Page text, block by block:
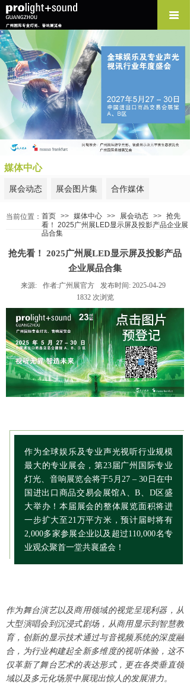
媒体中心
展会动态 展会图片集 合作媒体
首页 >> 媒体中心 >> 展会动态 >> 抢先
看！ 2025广州展LED显示屏及投影产品企业展
品合集
当前位置：
抢先看！ 2025广州展LED显示屏及投影产品
企业展品合集
来源: 作者:广州展官方 发布时间: 2025-04-29
1832 次浏览
作为全球娱乐及专业声光视听行业规模
最大的专业展会，第23届广州国际专业
灯光、音响展览会将于5月27 – 30日在中
国进出口商品交易会展馆A、B、D区盛
大举办！本届展会的整体展览面积将进
一步扩大至21万平方米，预计届时将有
2,000多家参展企业以及超过110,000名专
业观众聚首一堂共襄盛会！
作为舞台演艺以及商用领域的视觉呈现利器，从
大型演唱会到沉浸式剧场，从商用显示到智慧教
育，创新的显示技术通过与音视频系统的深度融
合，为行业构建起全新多维度的视听体验，这不
仅革新了舞台艺术的表达形式，更在各类垂直领
域以及多元化场景中展现出惊人的发展潜力。